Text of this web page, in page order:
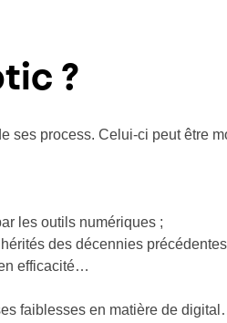
?
ses process. Celui-ci peut être
les outils numériques ;
des décennies
efficacité…
faiblesses en matière de